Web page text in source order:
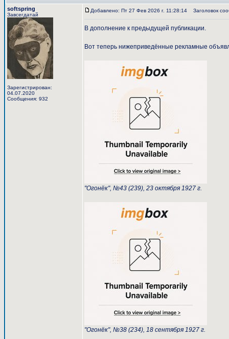
softspring
Завсегдатай
Зарегистрирован:
04.07.2020
Сообщения: 932
Добавлено: Пт 27 Фев 2026 г. 11:28:14 Заголовок
В дополнение к предыдущей публикации.
Вот теперь нижеприведённые рекламные
"Огонёк", №43 (239), 23 октября 1927 г.
"Огонёк", №38 (234), 18 сентября 1927 г.